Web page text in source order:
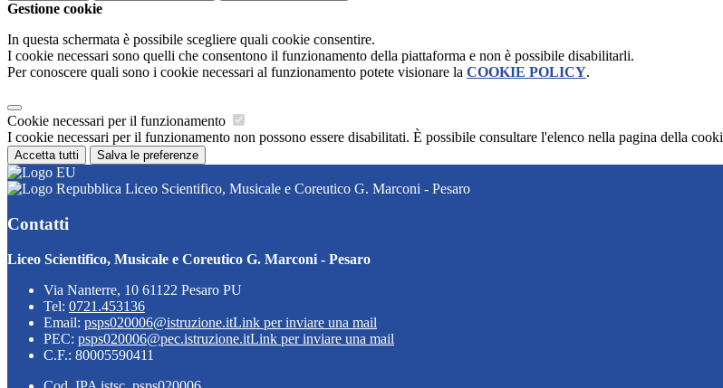
Gestione cookie
In questa schermata è possibile scegliere quali cookie consentire.
I cookie necessari sono quelli che consentono il funzionamento della piattaforma e non è possibile disabilitarli.
Per conoscere quali sono i cookie necessari al funzionamento potete visionare la COOKIE POLICY.
Cookie necessari per il funzionamento
I cookie necessari per il funzionamento non possono essere disabilitati. È possibile consultare l'elenco nella pagina della
Accetta tutti Salva le preferenze
Liceo Scientifico, Musicale e Coreutico G. Marconi - Pesaro
Contatti
Liceo Scientifico, Musicale e Coreutico G. Marconi - Pesaro
Via Nanterre, 10 61122 Pesaro PU
Tel: 0721.453136
Email: psps020006@istruzione.itLink per inviare una mail
PEC: psps020006@pec.istruzione.itLink per inviare una mail
C.F.: 80005590411